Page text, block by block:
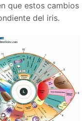
que estos cambios
del iris.